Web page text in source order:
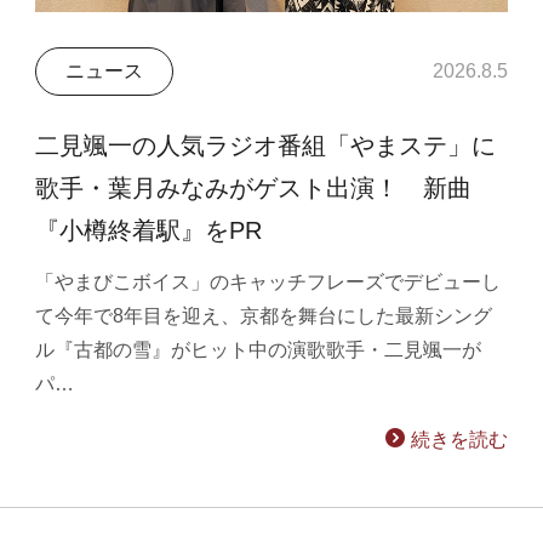
ニュース 2026.8.5
二見颯一の人気ラジオ番組「やまステ」に
歌手・葉月みなみがゲスト出演！ 新曲
『小樽終着駅』をPR
「やまびこボイス」のキャッチフレーズでデビューし
て今年で8年目を迎え、京都を舞台にした最新シング
ル『古都の雪』がヒット中の演歌歌手・二見颯一が
パ…
続きを読む